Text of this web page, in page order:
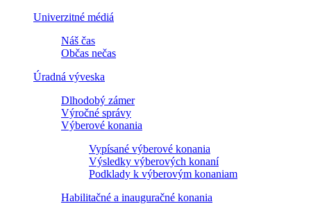
Univerzitné médiá
Náš čas
Občas nečas
Úradná výveska
Dlhodobý zámer
Výročné správy
Výberové konania
Vypísané výberové konania
Výsledky výberových konaní
Podklady k výberovým konaniam
Habilitačné a inauguračné konania